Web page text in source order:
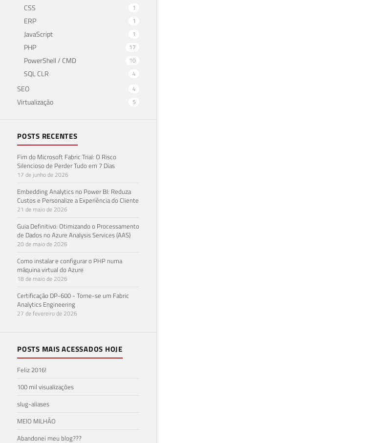
CSS 1
ERP 1
JavaScript 1
PHP 17
PowerShell / CMD 10
SQL CLR 4
SEO 4
Virtualização 5
POSTS RECENTES
Fim do Microsoft Fabric Trial: O Risco
Silencioso de Perder Tudo em 7 Dias
17 de junho de 2026
Embedding Analytics no Power BI: Reduza
Custos e Personalize a Experiência do Cliente
21 de maio de 2026
Guia Definitivo: Otimizando o Processamento
de Dados no Azure Analysis Services (AAS)
20 de maio de 2026
Como instalar e configurar o PHP numa
máquina virtual do Azure
18 de maio de 2026
Certificação DP-600 - Torne-se um Fabric
Analytics Engineering
27 de fevereiro de 2026
POSTS MAIS ACESSADOS HOJE
Feliz 2016!
100 mil visualizações
slug-aliases
MEIO MILHÃO
Abandonei meu blog???